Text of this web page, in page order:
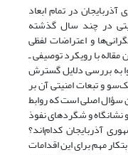
در تمام ابعاد
در چند سال گذشته
و اعتراضات لفظی
با رویکرد توصیفی ‍ـ
به بررسی دلایل گسترش
و تبعات امنیتی آن بر
سؤال اصلی است که روابط
نشانگاه و شگردهای نفوذ
آذربایجان کدام‌اند؟
مهم برای این اقدامات